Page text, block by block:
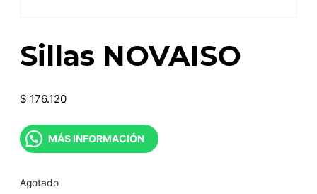
Sillas NOVAISO
$ 176.120
MÁS INFORMACIÓN
Agotado